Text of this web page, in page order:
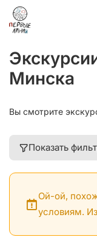
Минска
Вы смотрите
Показать
Ой-ой,
условиям.